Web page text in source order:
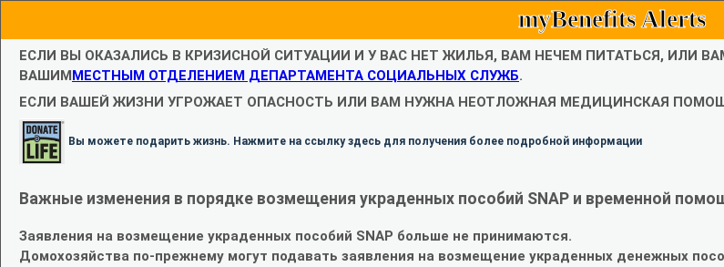
myBenefits Alerts
ЕСЛИ ВЫ ОКАЗАЛИСЬ В КРИЗИСНОЙ СИТУАЦИИ И У ВАС НЕТ ЖИЛЬЯ, ВАМ НЕЧЕМ ПИТАТЬСЯ, ИЛИ
ВАШИММЕСТНЫМ ОТДЕЛЕНИЕМ ДЕПАРТАМЕНТА СОЦИАЛЬНЫХ СЛУЖБ.
ЕСЛИ ВАШЕЙ ЖИЗНИ УГРОЖАЕТ ОПАСНОСТЬ ИЛИ ВАМ НУЖНА НЕОТЛОЖНАЯ МЕДИЦИНСКАЯ
Вы можете подарить жизнь. Нажмите на ссылку здесь для получения более подробной информации
Важные изменения в порядке возмещения украденных пособий SNAP и временной
Заявления на возмещение украденных пособий SNAP больше не принимаются.
Домохозяйства по-прежнему могут подавать заявления на возмещение украденных денежных